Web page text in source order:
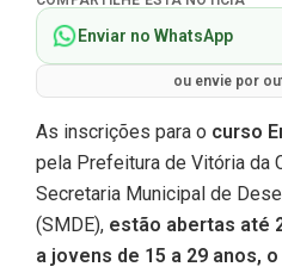
Enviar no WhatsApp
ou envie por
As inscrições para o curso
pela Prefeitura de Vitória da
Secretaria Municipal de
(SMDE), estão abertas até
a jovens de 15 a 29 anos,